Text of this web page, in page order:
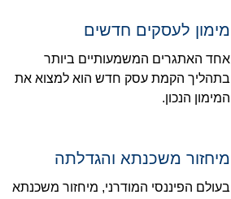
מימון לעסקים חדשים
אחד האתגרים המשמעותיים ביותר
בתהליך הקמת עסק חדש הוא למצוא את
המימון הנכון.
מיחזור משכנתא והגדלתה
בעולם הפיננסי המודרני, מיחזור משכנתא